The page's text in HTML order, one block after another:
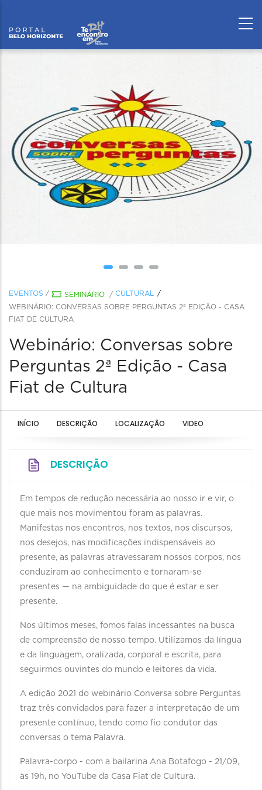
EVENTOS / SEMINÁRIO / CULTURAL
WEBINÁRIO: CONVERSAS SOBRE PERGUNTAS 2ª EDIÇÃO - CASA
FIAT DE CULTURA
Webinário: Conversas sobre
Perguntas 2ª Edição - Casa
Fiat de Cultura
INÍCIO DESCRIÇÃO LOCALIZAÇÃO VIDEO
DESCRIÇÃO
Em tempos de redução necessária ao nosso ir e vir, o
que mais nos movimentou foram as palavras.
Manifestas nos encontros, nos textos, nos discursos,
nos desejos, nas modificações indispensáveis ao
presente, as palavras atravessaram nossos corpos, nos
conduziram ao conhecimento e tornaram-se
presentes — na ambiguidade do que é estar e ser
presente.
Nos últimos meses, fomos falas incessantes na busca
de compreensão de nosso tempo. Utilizamos da língua
e da linguagem, oralizada, corporal e escrita, para
seguirmos ouvintes do mundo e leitores da vida.
A edição 2021 do webinário Conversa sobre Perguntas
traz três convidados para fazer a interpretação de um
presente contínuo, tendo como fio condutor das
conversas o tema Palavra.
Palavra-corpo - com a bailarina Ana Botafogo - 21/09,
às 19h, no YouTube da Casa Fiat de Cultura.